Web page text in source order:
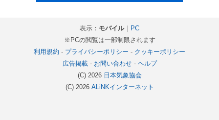
表示： モバイル｜ PC
※PCの閲覧は一部制限されます
利用規約 - プライバシーポリシー - クッキーポリシー
広告掲載- お問い合わせ- ヘルプ
(C) 2026 日本気象協会
(C) 2026 ALiNKインターネット